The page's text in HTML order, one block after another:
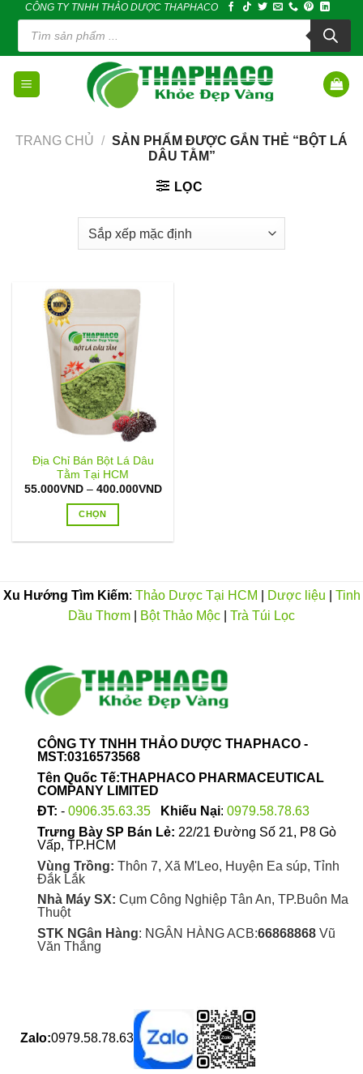
content
CÔNG TY TNHH THẢO DƯỢC THAPHACO
Tìm
kiếm
phẩm
TRANG CHỦ / SẢN PHẨM ĐƯỢC GẮN THẺ “BỘT LÁ
DÂU TẰM”
LỌC
Địa Chỉ Bán Bột Lá Dâu
Tằm Tại HCM
55.000VND – 400.000VNDKhoảng
400.000VND
CHỌN
nhiều
biến
tùy
chọn
có
được
chọn
trên
trang
sản
Xu Hướng Tìm Kiếm: Thảo Dược Tại HCM Dược liệu
Tinh
Dầu Thơm
Bột Thảo Mộc Trà Túi Lọc
CÔNG TY TNHH THẢO DƯỢC THAPHACO -
MST:0316573568
Tên Quốc Tế:THAPHACO PHARMACEUTICAL
COMPANY LIMITED
ĐT: - 0906.35.63.35 Khiếu Nại: 0979.58.78.63
Trưng Bày SP Bán Lẻ: 22/21 Đường Số 21, P8 Gò
Vấp, TP.HCM
Vùng Trồng: Thôn 7, Xã M'Leo, Huyện Ea súp, Tỉnh
Đắk Lắk
Nhà Máy SX: Cụm Công Nghiệp Tân An, TP.Buôn Ma
Thuột
STK NGân Hàng: NGÂN HÀNG ACB:66868868Vũ
Văn Thắng
Zalo:0979.58.78.63